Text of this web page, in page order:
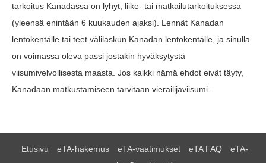
tarkoitus Kanadassa on lyhyt, liike- tai matkailutarkoituksessa
(yleensä enintään 6 kuukauden ajaksi). Lennät Kanadan
lentokentälle tai teet välilaskun Kanadan lentokentälle, ja sinulla
on voimassa oleva passi jostakin hyväksytystä
viisumivelvollisesta maasta. Jos kaikki nämä ehdot eivät täyty,
Kanadaan matkustamiseen tarvitaan vierailijaviisumi.
Etusivu eTA-hakemus eTA-vaatimukset eTA FAQ
eTA-